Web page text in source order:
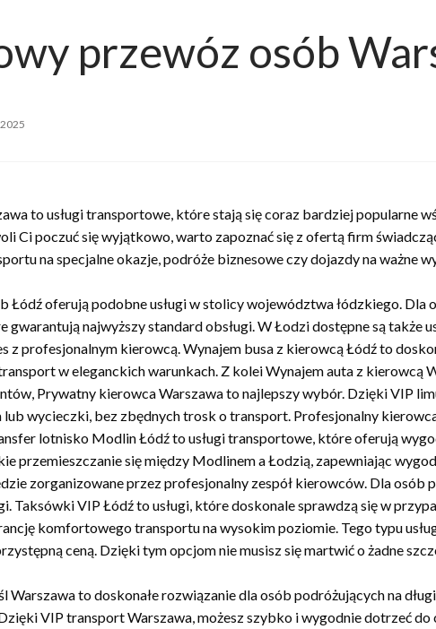
przewóz osób
to usługi transportowe, które stają się coraz bardziej popularne
Ci poczuć się wyjątkowo, warto zapoznać się z ofertą firm
na specjalne okazje, podróże biznesowe czy dojazdy na ważne
Łódź oferują podobne usługi w stolicy województwa łódzkiego.
gwarantują najwyższy standard obsługi. W Łodzi dostępne są
z profesjonalnym kierowcą. Wynajem busa z kierowcą Łódź to
w eleganckich warunkach. Z kolei Wynajem auta z kierowcą
Prywatny kierowca Warszawa to najlepszy wybór. Dzięki VIP
lub wycieczki, bez zbędnych trosk o transport. Profesjonalny
lotnisko Modlin Łódź to usługi transportowe, które oferują
przemieszczanie się między Modlinem a Łodzią, zapewniając
zorganizowane przez profesjonalny zespół kierowców. Dla
Taksówki VIP Łódź to usługi, które doskonale sprawdzą się w
komfortowego transportu na wysokim poziomie. Tego typu
ceną. Dzięki tym opcjom nie musisz się martwić o żadne
Warszawa to doskonałe rozwiązanie dla osób podróżujących na
VIP transport Warszawa, możesz szybko i wygodnie dotrzeć